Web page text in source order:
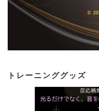
トレーニンググッズ